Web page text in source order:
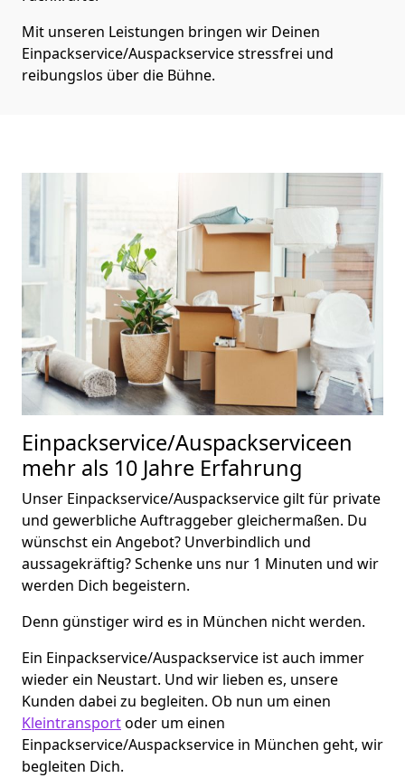
Mit unseren Leistungen bringen wir Deinen
Einpackservice/Auspackservice stressfrei und
reibungslos über die Bühne.
Einpackservice/Auspackserviceen
mehr als 10 Jahre Erfahrung
Unser Einpackservice/Auspackservice gilt für private
und gewerbliche Auftraggeber gleichermaßen. Du
wünschst ein Angebot? Unverbindlich und
aussagekräftig? Schenke uns nur 1 Minuten und wir
werden Dich begeistern.
Denn günstiger wird es in München nicht werden.
Ein Einpackservice/Auspackservice ist auch immer
wieder ein Neustart. Und wir lieben es, unsere
Kunden dabei zu begleiten. Ob nun um einen
Kleintransportoder um einen
Einpackservice/Auspackservice in München geht, wir
begleiten Dich.